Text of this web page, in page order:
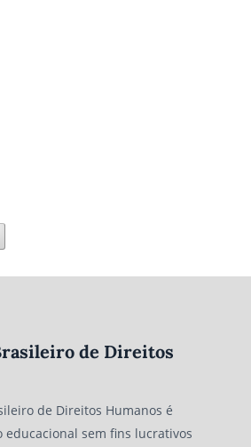
de Direitos
de Direitos Humanos é
educacional sem fins lucrativos